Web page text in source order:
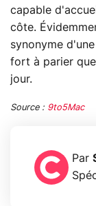
capable
côte.
synonyme
fort à parier
jour.
Source : 9to5Mac
Par